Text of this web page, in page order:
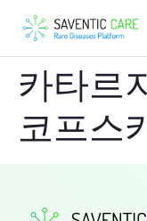
카타르
코프스